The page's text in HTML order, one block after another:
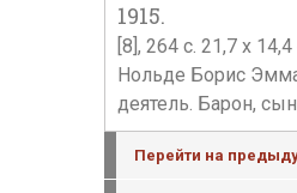
1915.
[8], 264 с. 21,7 х
Нольде Борис
деятель. Барон,
Перейти на